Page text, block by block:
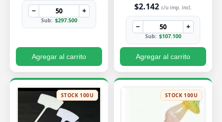
− +
Sub: $297.500
Agregar al carrito
$2.142 c/u imp. incl.
− +
Sub: $107.100
Agregar al carrito
STOCK 100U STOCK 100U